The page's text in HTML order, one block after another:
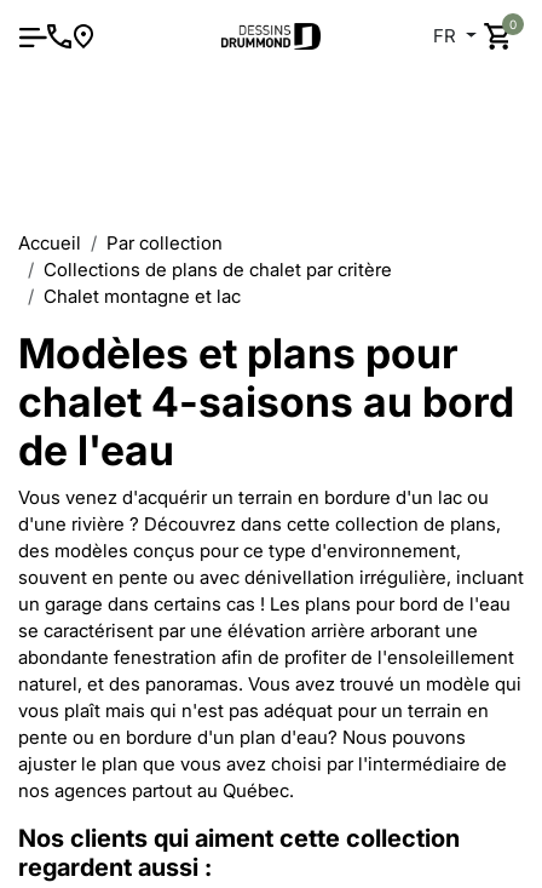
FR
0
Accueil
Par collection
Collections de plans de chalet par critère
Chalet montagne et lac
Modèles et plans pour
chalet 4-saisons au bord
de l'eau
Vous venez d'acquérir un terrain en bordure d'un lac ou
d'une rivière ? Découvrez dans cette collection de plans,
des modèles conçus pour ce type d'environnement,
souvent en pente ou avec dénivellation irrégulière, incluant
un garage dans certains cas ! Les plans pour bord de l'eau
se caractérisent par une élévation arrière arborant une
abondante fenestration afin de profiter de l'ensoleillement
naturel, et des panoramas. Vous avez trouvé un modèle qui
vous plaît mais qui n'est pas adéquat pour un terrain en
pente ou en bordure d'un plan d'eau? Nous pouvons
ajuster le plan que vous avez choisi par l'intermédiaire de
nos agences partout au Québec.
Nos clients qui aiment cette collection
regardent aussi :